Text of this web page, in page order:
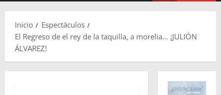
Inicio
Espectáculos
El Regreso de el rey de la taquilla, a morelia… ¡JULIÓN
ÁLVAREZ!